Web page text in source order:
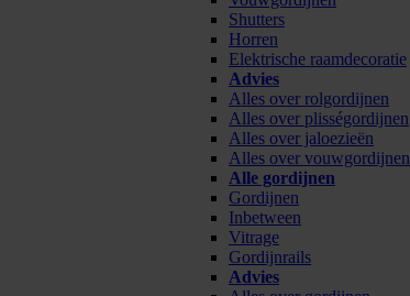
Shutters
Horren
Elektrische raamdecoratie
Advies
Alles over rolgordijnen
Alles over plisségordijnen
Alles over jaloezieën
Alles over vouwgordijnen
Alle gordijnen
Gordijnen
Inbetween
Vitrage
Gordijnrails
Advies